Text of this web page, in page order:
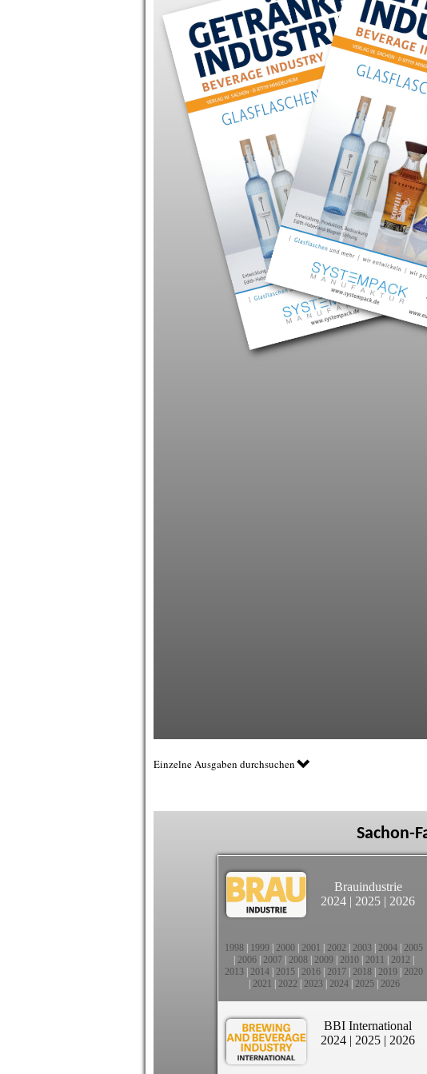
Einzelne Ausgaben durchsuchen
Sachon-
Brauindustrie
2024 | 2025 | 2026
1998 1999 2000 2001 2002 2003 2004 2005
2006 2007 2008 2009 2010 2011 2012
2013 2014 2015 2016 2017 2018 2019 2020
2021 2022 2023| 2024| 2025| 2026
BBI International
2024 | 2025 | 2026